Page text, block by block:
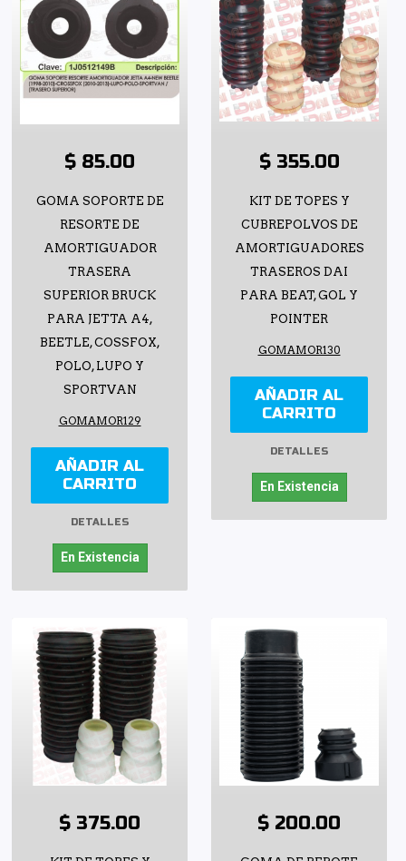
$ 85.00
GOMA SOPORTE DE
RESORTE DE
AMORTIGUADOR
TRASERA
SUPERIOR BRUCK
PARA JETTA A4,
BEETLE, COSSFOX,
POLO, LUPO Y
SPORTVAN
GOMAMOR129
AÑADIR AL
CARRITO
DETALLES
En Existencia
$ 355.00
KIT DE TOPES Y
CUBREPOLVOS DE
AMORTIGUADORES
TRASEROS DAI
PARA BEAT, GOL Y
POINTER
GOMAMOR130
AÑADIR AL
CARRITO
DETALLES
En Existencia
$ 375.00 $ 200.00